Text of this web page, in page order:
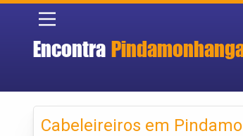
Encontra
Cabeleireiros em